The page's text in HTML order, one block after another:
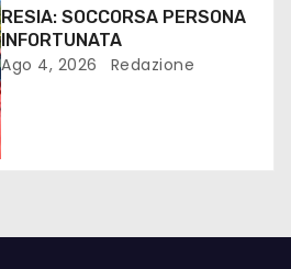
RESIA: SOCCORSA PERSONA
INFORTUNATA
Ago 4, 2026 Redazione